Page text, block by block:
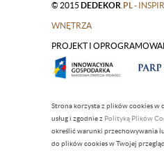
© 2015 DEDEKOR .PL -
WNĘTRZA
|
PROJEKT I
Strona korzysta z plików cookies w
usług i zgodnie z Polityką Plików
określić warunki przechowywania
do plików cookies w Twojej